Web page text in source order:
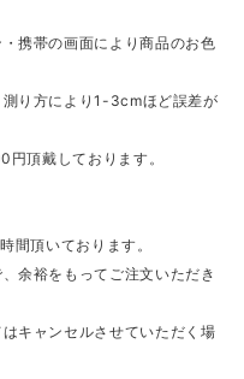
携帯の画面により商品のお色
測り方により1-3cmほど誤差が
円頂戴しております。
間頂いております。
余裕をもってご注文いただき
キャンセルさせていただく場